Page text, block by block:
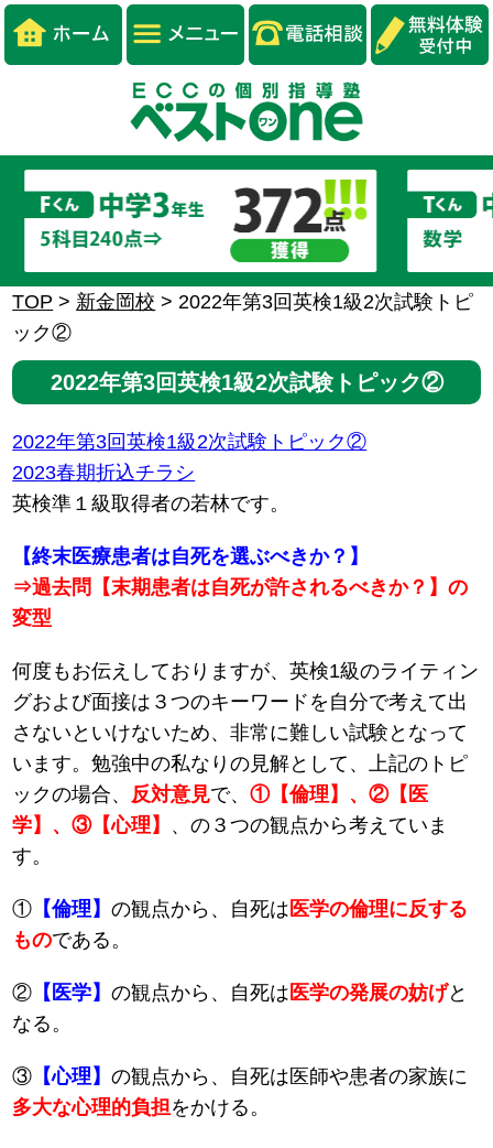
TOP > 新金岡校 >2022年第3回英検1級2次試験トピ
ック②
2022年第3回英検1級2次試験トピック②
2022年第3回英検1級2次試験トピック②
2023春期折込チラシ
英検準１級取得者の若林です。
【終末医療患者は自死を選ぶべきか？】
⇒過去問【末期患者は自死が許されるべきか？】の
変型
何度もお伝えしておりますが、英検1級のライティン
グおよび面接は３つのキーワードを自分で考えて出
さないといけないため、非常に難しい試験となって
います。勉強中の私なりの見解として、上記のトピ
ックの場合、 反対意見で、①【倫理】、②【医
学】、③【心理】 、の３つの観点から考えていま
す。
① 【倫理】の観点から、自死は 医学の倫理に反する
ものである。
② 【医学】の観点から、自死は 医学の発展の妨げと
なる。
③ 【心理】の観点から、自死は医師や患者の家族に
多大な心理的負担をかける。